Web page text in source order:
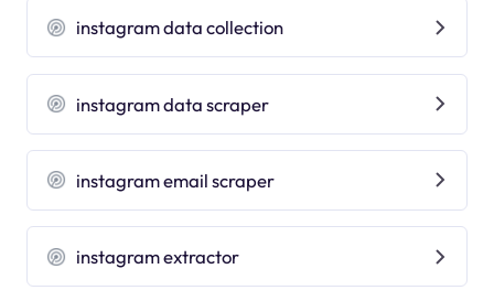
instagram data collection
instagram data scraper
instagram email scraper
instagram extractor